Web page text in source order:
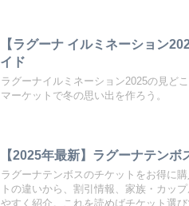
【ラグーナ イルミネーション
イド
ラグーナイルミネーション2025の見ど
マーケットで冬の思い出を作ろう。
【2025年最新】ラグーナテン
ラグーナテンボスのチケットをお得に
トの違いから、割引情報、家族・カッ
やすく紹介。これを読めばチケット選び